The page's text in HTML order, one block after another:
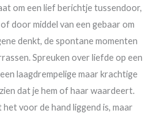
om een lief berichtje tussendoor,
door middel van een gebaar om
denkt, de spontane momenten
Spreuken over liefde op een
laagdrempelige maar krachtige
dat je hem of haar waardeert.
voor de hand liggend is, maar